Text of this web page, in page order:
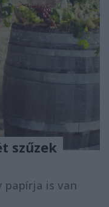
szűzek
papírja is van